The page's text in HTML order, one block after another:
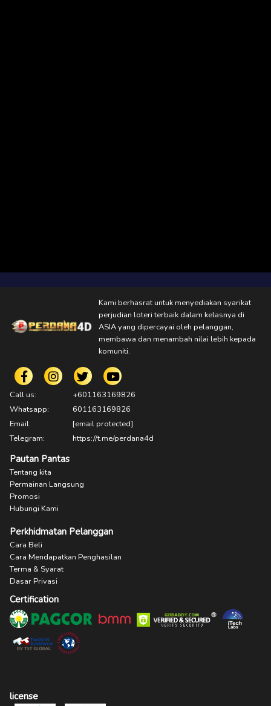
Kami berhasrat untuk menyediakan syarikat
perjudian loteri terbaik dalam kelasnya di
ASIA yang dipercayai oleh pelanggan,
membawa dan menambah nilai lebih kepada
komuniti.
Call us:
+601163169826
Whatsapp:
601163169826
Email:
[email protected]
Telegram:
https://t.me/perdana4d
Pautan Pantas
Tentang kita
Permainan Langsung
Promosi
Hubungi Kami
Perkhidmatan Pelanggan
Cara Beli
Cara Mendapatkan Penghasilan
Terma & Syarat
Dasar Privasi
Certification
license